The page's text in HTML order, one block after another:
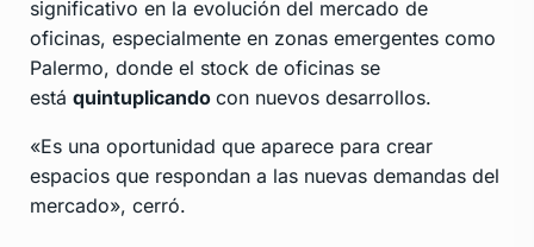
significativo en la evolución del mercado de
oficinas, especialmente en zonas emergentes como
Palermo, donde el stock de oficinas se
está quintuplicando con nuevos desarrollos.
«Es una oportunidad que aparece para crear
espacios que respondan a las nuevas demandas del
mercado», cerró.